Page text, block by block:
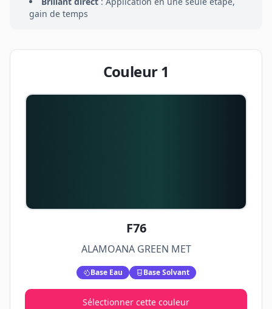
gain de temps
Couleur1
F76
ALAMOANA GREEN MET
Base Eau Base Solvant
Sélectionner cette couleur